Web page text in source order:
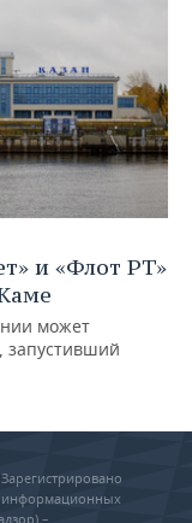
и «Флот РТ»
может
запустивший
информационных
–